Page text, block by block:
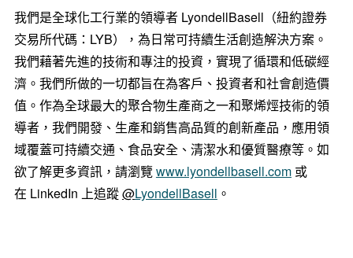
我們是全球化工行業的領導者 LyondellBasell（紐約證券
交易所代碼：LYB），為日常可持續生活創造解決方案。
我們藉著先進的技術和專注的投資，實現了循環和低碳經
濟。我們所做的一切都旨在為客戶、投資者和社會創造價
值。作為全球最大的聚合物生產商之一和聚烯烴技術的領
導者，我們開發、生產和銷售高品質的創新產品，應用領
域覆蓋可持續交通、食品安全、清潔水和優質醫療等。如
欲了解更多資訊，請瀏覽www.lyondellbasell.com或
在 LinkedIn 上追蹤@LyondellBasell 。